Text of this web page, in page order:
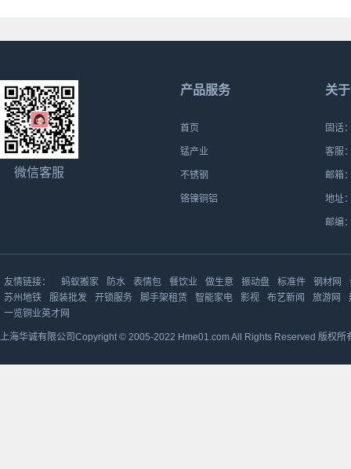
微信客服
产品服务
首页
锰产业
不锈钢
铬镍铜铝
关
固话
客服
邮箱
地址
邮编
友情链接： 蚂蚁搬家 防水 表情包 餐饮业 做生意 振动盘 标准件 钢材网
苏州地铁
服装批发 开锁服务 脚手架租赁 智能家电 影视 布艺新闻 旅游网
一览铜业英才网
上海华诚有限公司Copyright © 2005-2022 Hme01.com All Rights Reserved 版权所